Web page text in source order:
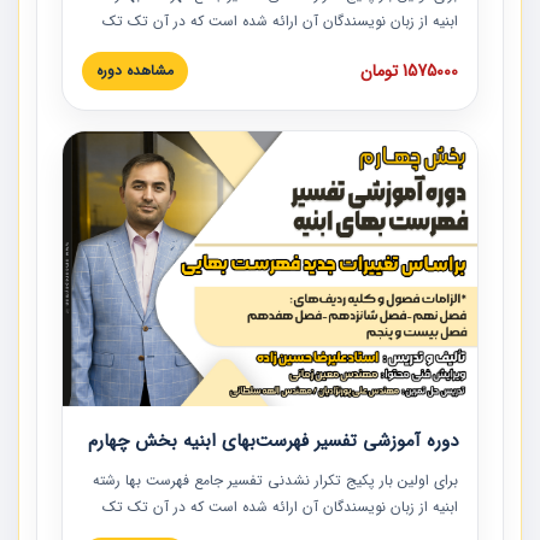
ابنیه از زبان نویسندگان آن ارائه شده است که در آن تک تک
ردیف ها و مطالب فهرست بها تفسیر و ارائه شده است. این
دوره به صورت کامل تصویری بوده و به همراه تصاویر عملیات
دوره با کلام مهندس علیرضاحسین‌زاده مدیر پروژه مهندسی
مشاور در امر بازنگری فهرست بها رشته ابنیه ارائه شده و به تمام
همکارانی که در حوزه صنعت ساخت در حال فعالیت هستند حتما
توصیه می کنیم از مطالب این دوره استفاده نمایند.
1575000 تومان مشاهده دوره
دوره آموزشی تفسیر فهرست‌بهای ابنیه بخش چهارم
برای اولین بار پکیج تکرار نشدنی تفسیر جامع فهرست بها رشته
ابنیه از زبان نویسندگان آن ارائه شده است که در آن تک تک
ردیف ها و مطالب فهرست بها تفسیر و ارائه شده است. این